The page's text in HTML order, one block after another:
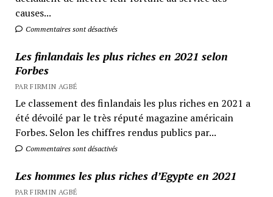
causes...
Commentaires sont désactivés
Les finlandais les plus riches en 2021 selon
Forbes
PAR FIRMIN AGBÉ
Le classement des finlandais les plus riches en 2021 a
été dévoilé par le très réputé magazine américain
Forbes. Selon les chiffres rendus publics par...
Commentaires sont désactivés
Les hommes les plus riches d’Egypte en 2021
PAR FIRMIN AGBÉ